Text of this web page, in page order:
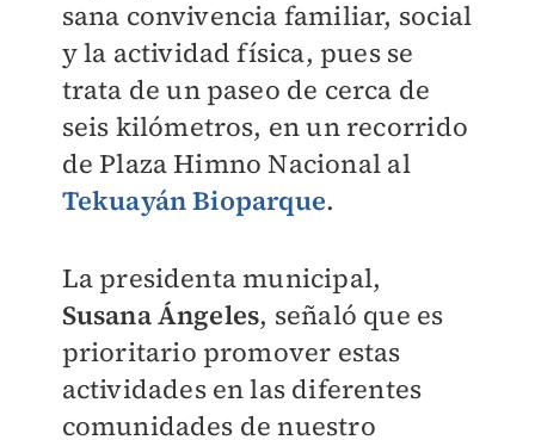
sana convivencia familiar, social
y la actividad física, pues se
trata de un paseo de cerca de
seis kilómetros, en un recorrido
de Plaza Himno Nacional al
Tekuayán Bioparque.
La presidenta municipal,
Susana Ángeles, señaló que es
prioritario promover estas
actividades en las diferentes
comunidades de nuestro